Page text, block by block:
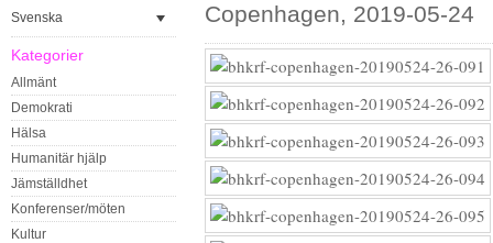
Svenska
Kategorier
Allmänt
Demokrati
Hälsa
Humanitär hjälp
Jämställdhet
Konferenser/möten
Kultur
Copenhagen, 2019-05-24